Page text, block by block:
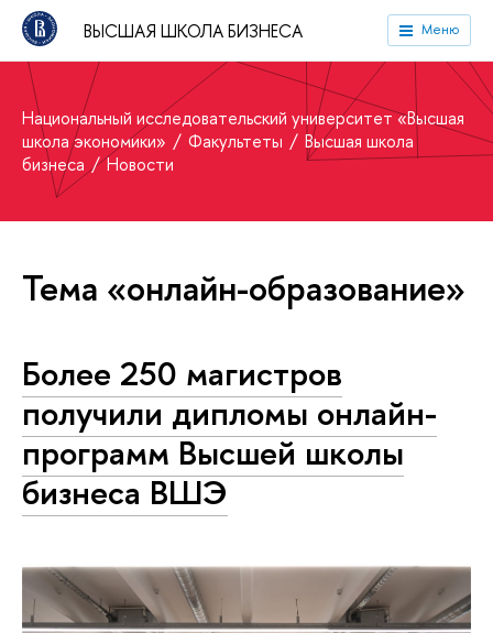
ВЫСШАЯ ШКОЛА БИЗНЕСА Меню
Национальный исследовательский университет «Высшая
школа экономики»
Факультеты
Высшая школа
бизнеса
Новости
Тема «онлайн-образование»
Более 250 магистров
получили дипломы онлайн-
программ Высшей школы
бизнеса ВШЭ